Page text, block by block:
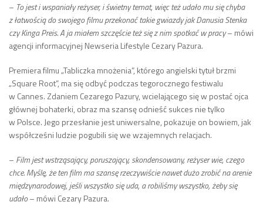
– To jest i wspaniały reżyser, i świetny temat, więc też udało mu się chyba
z łatwością do swojego filmu przekonać takie gwiazdy jak Danusia Stenka
czy Kinga Preis. A ja miałem szczęście też się z nim spotkać w pracy– mówi
agencji informacyjnej Newseria Lifestyle Cezary Pazura.
Premiera filmu „Tabliczka mnożenia”, którego angielski tytuł brzmi
„Square Root”, ma się odbyć podczas tegorocznego festiwalu
w Cannes. Zdaniem Cezarego Pazury, wcielającego się w postać ojca
głównej bohaterki, obraz ma szansę odnieść sukces nie tylko
w Polsce. Jego przesłanie jest uniwersalne, pokazuje on bowiem, jak
współcześni ludzie pogubili się we wzajemnych relacjach.
– Film jest wstrząsający, poruszający, skondensowany, reżyser wie, czego
chce. Myślę, że ten film ma szansę rzeczywiście nawet dużo zrobić na arenie
międzynarodowej, jeśli wszystko się uda, a robiliśmy wszystko, żeby się
udało– mówi Cezary Pazura.